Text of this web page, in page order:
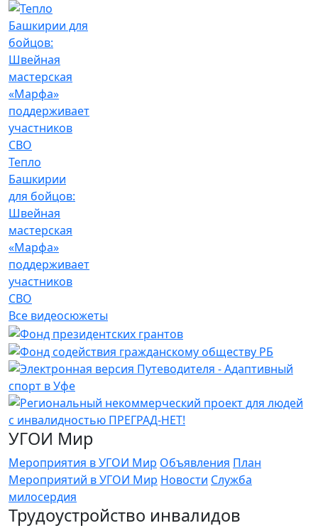
Тепло
Башкирии
для бойцов:
Швейная
мастерская
«Марфа»
поддерживает
участников
СВО
Все видеосюжеты
УГОИ Мир
Мероприятия в УГОИ Мир Объявления План
Мероприятий в УГОИ Мир Новости Служба
милосердия
Трудоустройство инвалидов